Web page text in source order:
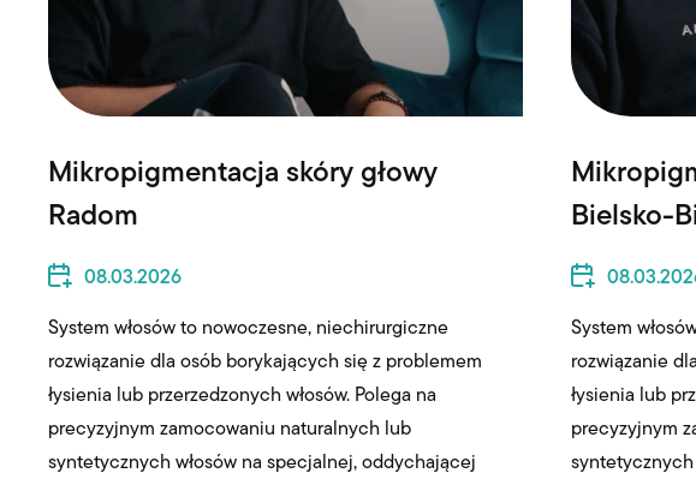
Mikropigmentacja skóry głowy
Radom
08.03.2026
System włosów to nowoczesne, niechirurgiczne
rozwiązanie dla osób borykających się z problemem
łysienia lub przerzedzonych włosów. Polega na
precyzyjnym zamocowaniu naturalnych lub
syntetycznych włosów na specjalnej, oddychającej
Bielsko-
System
rozwiązanie
łysienia lub
precyzyjnym
syntetycznych